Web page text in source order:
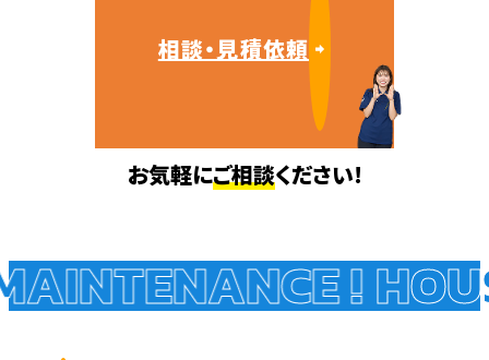
相談・見積依頼
お気軽にご相談ください!
!